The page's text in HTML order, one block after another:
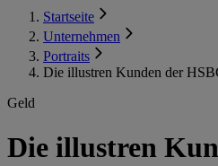
Startseite
Unternehmen
Portraits
Die illustren Kunden der
Geld
Die illustren